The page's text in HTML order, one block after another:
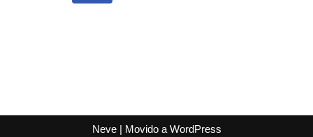
Neve| Movido a WordPress